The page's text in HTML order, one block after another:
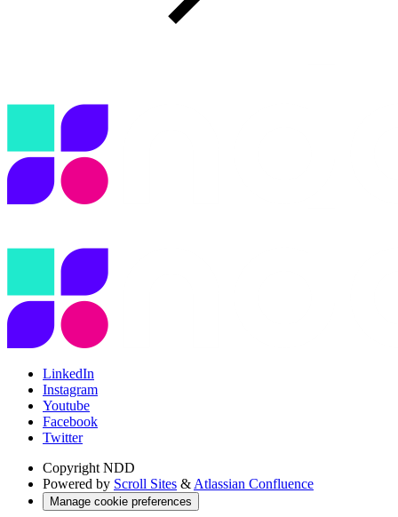
LinkedIn
Instagram
Youtube
Facebook
Twitter
Copyright NDD
Powered by Scroll Sites & Atlassian Confluence
Manage cookie preferences